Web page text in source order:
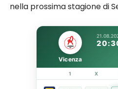
nella prossima stagione di
Vicenza
1 X